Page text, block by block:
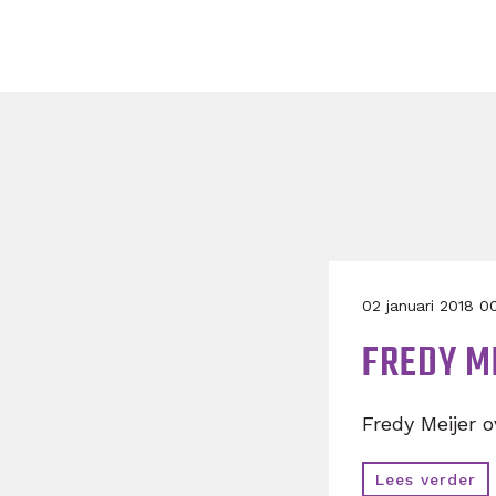
02 januari 2018
FREDY
Fredy Meijer
Lees verder